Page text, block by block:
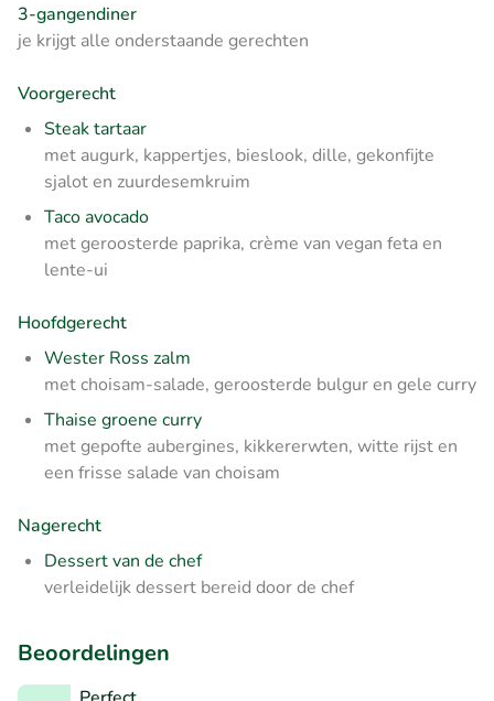
3-gangendiner
je krijgt alle onderstaande gerechten
Voorgerecht
Steak tartaar
met augurk, kappertjes, bieslook, dille, gekonfijte
sjalot en zuurdesemkruim
Taco avocado
metgeroosterde paprika, crème van vegan feta en
lente-ui
Hoofdgerecht
Wester Ross zalm
met choisam-salade, geroosterde bulgur en gele curry
Thaise groene curry
met gepofte aubergines, kikkererwten, witte rijst en
een frisse salade van choisam
Nagerecht
Dessert van de chef
verleidelijk dessert bereid door de chef
Beoordelingen